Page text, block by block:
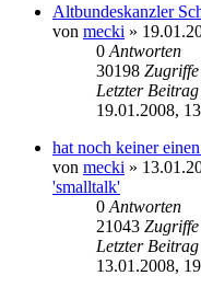
Altbundeskanzler
von mecki »
0 Antworten
30198 Zugriffe
Letzter Beitrag
19.01.2008,
hat noch keiner
von mecki »
'smalltalk'
0 Antworten
21043 Zugriffe
Letzter Beitrag
13.01.2008,